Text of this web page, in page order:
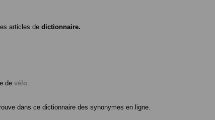
articles de dictionnaire.
de vélo
dans ce dictionnaire des synonymes en ligne.